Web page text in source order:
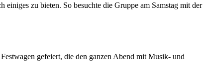
zu bieten. So besuchte die Gruppe am Samstag mit der
gefeiert, die den ganzen Abend mit Musik- und